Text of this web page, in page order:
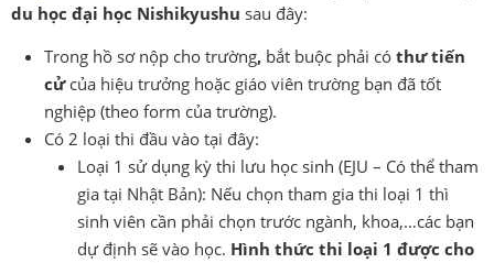
du học đại học Nishikyushu sau đây:
Trong hồ sơ nộp cho trường, bắt buộc phải có thư tiến
cửcủa hiệu trưởng hoặc giáo viên trường bạn đã tốt
nghiệp (theo form của trường).
Có 2 loại thi đầu vào tại đây:
Loại 1 sử dụng kỳ thi lưu học sinh (EJU – Có thể tham
gia tại Nhật Bản): Nếu chọn tham gia thi loại 1 thì
sinh viên cần phải chọn trước ngành, khoa,…các bạn
dự định sẽ vào học. Hình thức thi loại 1 được cho